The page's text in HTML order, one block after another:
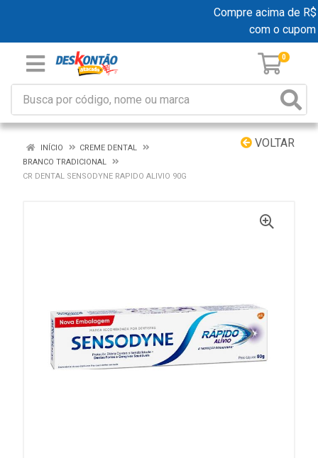
Compre acima de
com o cupom
0
VOLTAR
INÍCIO
CREME DENTAL
BRANCO TRADICIONAL
CR DENTAL SENSODYNE RAPIDO ALIVIO 90G